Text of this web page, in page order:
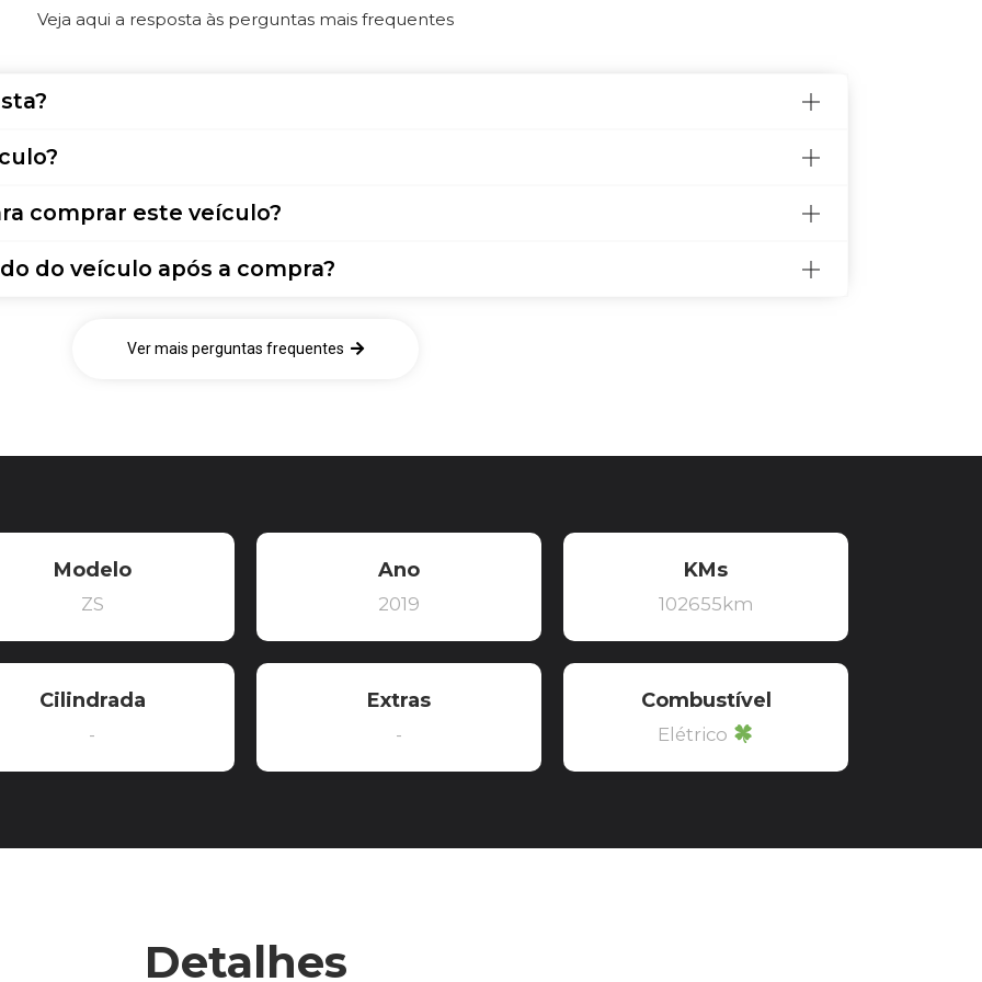
Veja aqui a resposta às perguntas mais frequentes
comprar este veículo?
do veículo após a compra?
Ver mais perguntas frequentes
Modelo
ZS
Ano
2019
KMs
102655km
Cilindrada
-
Extras
-
Combustível
Elétrico
Detalhes